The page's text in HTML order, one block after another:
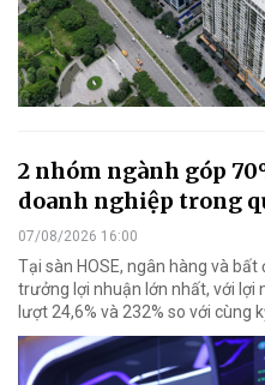
2 nhóm ngành góp
doanh nghiệp trong
07/08/2026 16:00
Tại sàn HOSE, ngân hàng và
trưởng lợi nhuận lớn nhất, với lợi
lượt 24,6% và 232% so với cùng